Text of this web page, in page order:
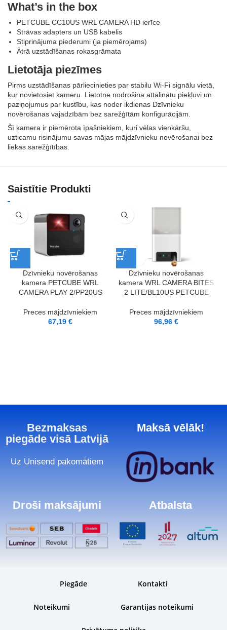
What’s in the box
PETCUBE CC10US WRL CAMERA HD ierīce
Strāvas adapters un USB kabelis
Stiprinājuma piederumi (ja piemērojams)
Ātrā uzstādīšanas rokasgrāmata
Lietotāja piezīmes
Pirms uzstādīšanas pārliecinieties par stabilu Wi‑Fi signālu vietā,
kur novietosiet kameru. Lietotne nodrošina attālinātu piekļuvi un
paziņojumus par kustību, kas noder ikdienas Dzīvnieku
novērošanas vajadzībām bez sarežģītām konfigurācijām.
Šī kamera ir piemērota īpašniekiem, kuri vēlas vienkāršu,
uzticamu risinājumu savas mājas mājdzīvnieku novērošanai bez
liekas sarežģītības.
Saistītie Produkti
Dzīvnieku novērošanas
kamera PETCUBE WRL
CAMERA PLAY 2/PP20US
Preces mājdzīvniekiem
67,19€
Dzīvnieku novērošanas
kamera WRL CAMERA BITES
2 LITE/BL10US PETCUBE
Preces mājdzīvniekiem
96,96€
Bezmaksas
piegāde visā Latvijā
Uz Unisend pakomātiem
Maksā vēlāk!
Droši maksājumi Atbalsta
Piegāde Kontakti
Noteikumi Garantijas noteikumi